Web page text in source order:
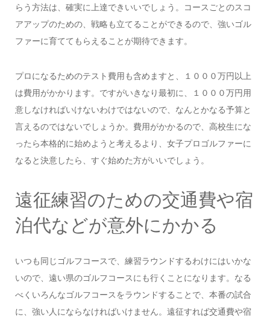
らう方法は、確実に上達できいいでしょう。コースごとのスコ
アアップのための、戦略も立てることができるので、強いゴル
ファーに育ててもらえることが期待できます。
プロになるためのテスト費用も含めますと、１０００万円以上
は費用がかかります。ですがいきなり最初に、１０００万円用
意しなければいけないわけではないので、なんとかなる予算と
言えるのではないでしょうか。費用がかかるので、高校生にな
ったら本格的に始めようと考えるより、女子プロゴルファーに
なると決意したら、すぐ始めた方がいいでしょう。
遠征練習のための交通費や宿
泊代などが意外にかかる
いつも同じゴルフコースで、練習ラウンドするわけにはいかな
いので、遠い県のゴルフコースにも行くことになります。なる
べくいろんなゴルフコースをラウンドすることで、本番の試合
に、強い人にならなければいけません。遠征すれば交通費や宿